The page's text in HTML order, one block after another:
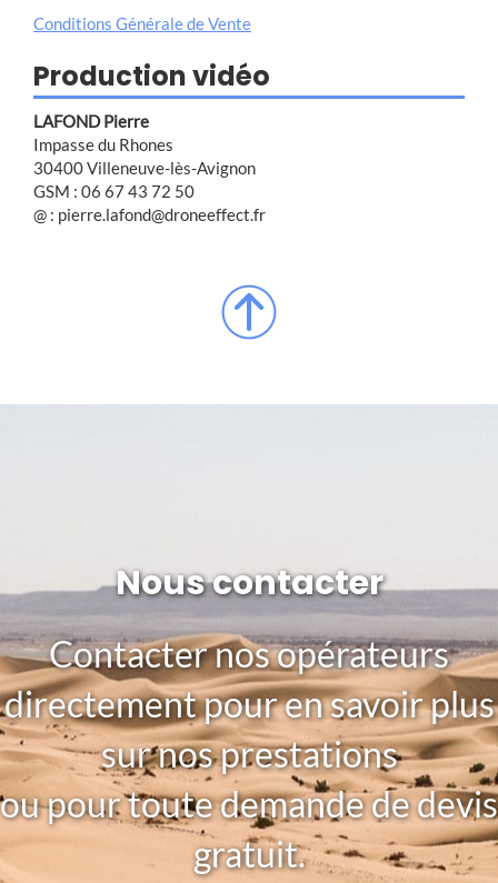
Conditions Générale de Vente
Production vidéo
LAFOND Pierre
Impasse du Rhones
30400 Villeneuve-lès-Avignon
GSM : 06 67 43 72 50
@ : pierre.lafond@droneeffect.fr
Nous contacter
Contacter nos opérateurs
directement pour en savoir plus
sur nos prestations
ou pour toute demande de devis
gratuit.